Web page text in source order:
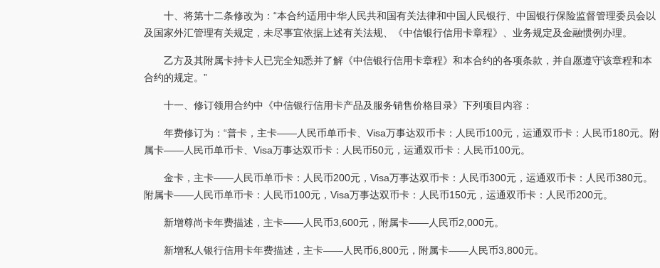
十、将第十二条修改为：“本合约适用中华人民共和国有关法律和中国人民银行、中国银行保险监督管理委员会以
及国家外汇管理有关规定，未尽事宜依据上述有关法规、《中信银行信用卡章程》、业务规定及金融惯例办理。
乙方及其附属卡持卡人已完全知悉并了解《中信银行信用卡章程》和本合约的各项条款，并自愿遵守该章程和本
合约的规定。”
十一、修订领用合约中《中信银行信用卡产品及服务销售价格目录》下列项目内容：
年费修订为：“普卡，主卡——人民币单币卡、Visa万事达双币卡：人民币100元，运通双币卡：人民币180元。附
属卡——人民币单币卡、Visa万事达双币卡：人民币50元，运通双币卡：人民币100元。
金卡，主卡——人民币单币卡：人民币200元，Visa万事达双币卡：人民币300元，运通双币卡：人民币380元。
附属卡——人民币单币卡：人民币100元，Visa万事达双币卡：人民币150元，运通双币卡：人民币200元。
新增尊尚卡年费描述，主卡——人民币3,600元，附属卡——人民币2,000元。
新增私人银行信用卡年费描述，主卡——人民币6,800元，附属卡——人民币3,800元。